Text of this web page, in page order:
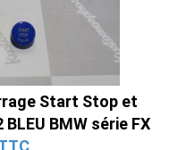
Start Stop et
BMW série FX